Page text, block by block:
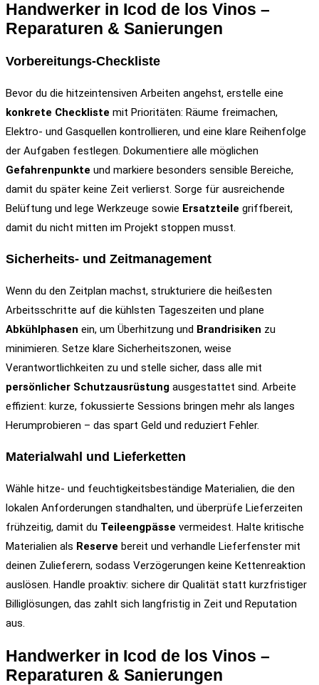
Handwerker in Icod de los Vinos –
Reparaturen & Sanierungen
Vorbereitungs-Checkliste
Bevor du die hitzeintensiven Arbeiten angehst, erstelle eine
konkrete Checkliste mit Prioritäten: Räume freimachen,
Elektro- und Gasquellen kontrollieren, und eine klare Reihenfolge
der Aufgaben festlegen. Dokumentiere alle möglichen
Gefahrenpunkte und markiere besonders sensible Bereiche,
damit du später keine Zeit verlierst. Sorge für ausreichende
Belüftung und lege Werkzeuge sowie Ersatzteile griffbereit,
damit du nicht mitten im Projekt stoppen musst.
Sicherheits- und Zeitmanagement
Wenn du den Zeitplan machst, strukturiere die heißesten
Arbeitsschritte auf die kühlsten Tageszeiten und plane
Abkühlphasen ein, um Überhitzung und Brandrisiken zu
minimieren. Setze klare Sicherheitszonen, weise
Verantwortlichkeiten zu und stelle sicher, dass alle mit
persönlicher Schutzausrüstung ausgestattet sind. Arbeite
effizient: kurze, fokussierte Sessions bringen mehr als langes
Herumprobieren – das spart Geld und reduziert Fehler.
Materialwahl und Lieferketten
Wähle hitze- und feuchtigkeitsbeständige Materialien, die den
lokalen Anforderungen standhalten, und überprüfe Lieferzeiten
frühzeitig, damit du Teileengpässe vermeidest. Halte kritische
Materialien als Reserve bereit und verhandle Lieferfenster mit
deinen Zulieferern, sodass Verzögerungen keine Kettenreaktion
auslösen. Handle proaktiv: sichere dir Qualität statt kurzfristiger
Billiglösungen, das zahlt sich langfristig in Zeit und Reputation
aus.
Handwerker in Icod de los Vinos –
Reparaturen & Sanierungen